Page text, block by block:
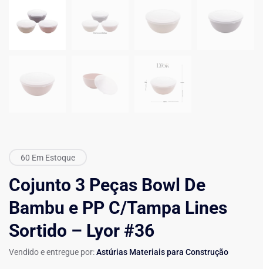
60 Em Estoque
Cojunto 3 Peças Bowl De
Bambu e PP C/Tampa Lines
Sortido – Lyor #36
Vendido e entregue por:Astúrias Materiais para Construção